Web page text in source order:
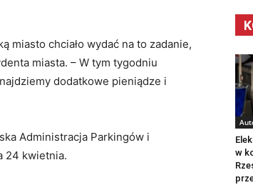
miasto chciało wydać na to zadanie,
miasta. – W tym tygodniu
dodatkowe pieniądze i
Administracja Parkingów i
24 kwietnia.
w